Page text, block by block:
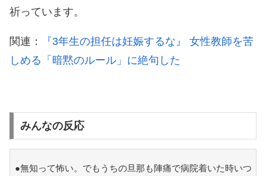
祈っています。
関連：
『3年生の担任は妊娠するな』 女性教師を苦
しめる「暗黙のルール」に絶句した
みんなの反応
●無知って怖い。でもうちの旦那も陣痛で病院着いた時いつ